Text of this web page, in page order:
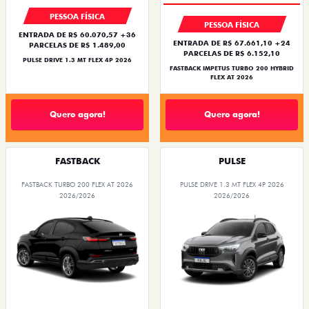
PESSOA FÍSICA
ENTRADA DE R$ 60.070,57 +36
PARCELAS DE R$ 1.489,00
PULSE DRIVE 1.3 MT FLEX 4P 2026
Quero agora!
PESSOA FÍSICA
ENTRADA DE R$ 67.661,10 +24
PARCELAS DE R$ 6.152,10
FASTBACK IMPETUS TURBO 200 HYBRID
FLEX AT 2026
Quero agora!
FASTBACK
FASTBACK TURBO 200 FLEX AT 2026
2026/2026
PULSE
PULSE DRIVE 1.3 MT FLEX 4P 2026
2026/2026